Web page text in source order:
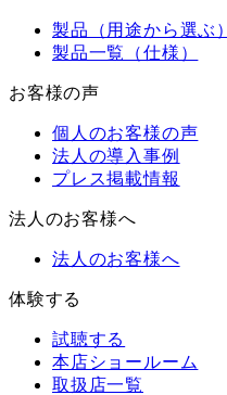
製品（用途から選ぶ）
製品一覧（仕様）
お客様の声
個人のお客様の声
法人の導入事例
プレス掲載情報
法人のお客様へ
法人のお客様へ
体験する
試聴する
本店ショールーム
取扱店一覧